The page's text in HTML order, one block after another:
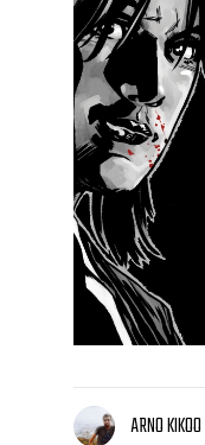
ARNO KIKOO